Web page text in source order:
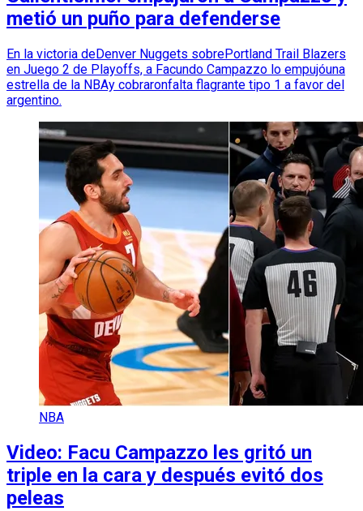
metió un puño para defenderse
En la victoria deDenver Nuggets sobrePortland Trail Blazers
en Juego 2 de Playoffs, a Facundo Campazzo lo empujóuna
estrella de la NBAy cobraronfalta flagrante tipo 1 a favor del
argentino.
NBA
Video: Facu Campazzo les gritó un
triple en la cara y después evitó dos
peleas